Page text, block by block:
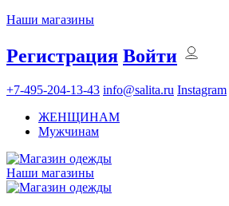
Наши магазины
Регистрация Войти
+7-495-204-13-43 info@salita.ru Instagram
ЖЕНЩИНАМ
Мужчинам
Наши магазины